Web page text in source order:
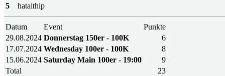
5
hataithip
Datum Event
Punkte
29.08.2024 Donnerstag 150er - 100K
6
17.07.2024 Wednesday 100er - 100K
8
15.06.2024 Saturday Main 100er - 19:00
9
Total
23